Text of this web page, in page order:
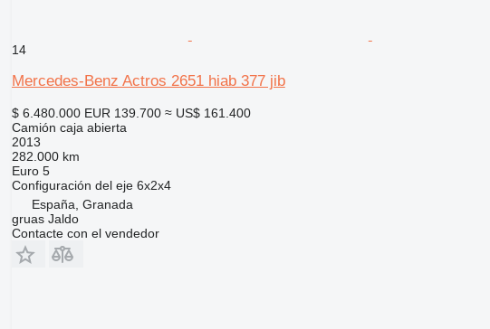
14
Mercedes-Benz Actros 2651 hiab 377 jib
$ 6.480.000 EUR 139.700 ≈ US$ 161.400
Camión caja abierta
2013
282.000 km
Euro 5
Configuración del eje 6x2x4
España, Granada
gruas Jaldo
Contacte con el vendedor